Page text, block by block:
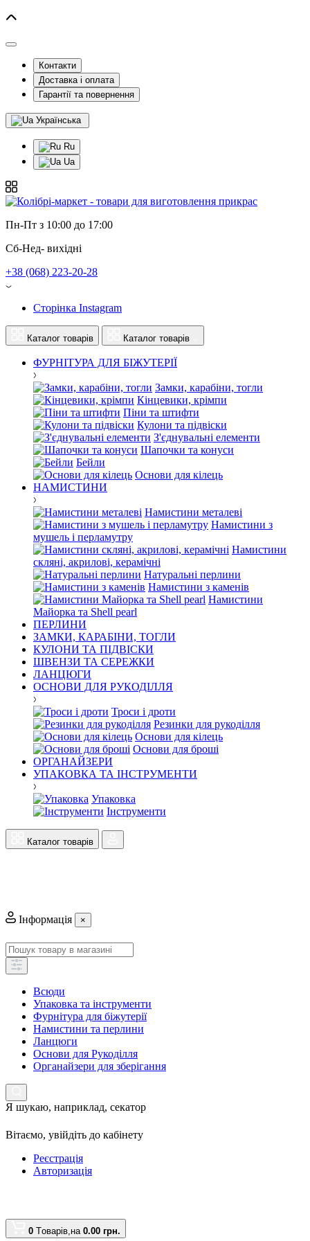
Контакти
Доставка і оплата
Гарантії та повернення
Українська
Ru
Ua
Пн-Пт з 10:00 до 17:00
Сб-Нед- вихідні
+38 (068) 223-20-28
Сторінка Instagram
Каталог товарів Каталог товарів
ФУРНІТУРА ДЛЯ БІЖУТЕРІЇ
Замки, карабіни, тогли
Кінцевики, крімпи
Піни та штифти
Кулони та підвіски
З'єднувальні елементи
Шапочки та конуси
Бейли
Основи для кілець
НАМИСТИНИ
Намистини металеві
Намистини з
мушель і перламутру
Намистини
скляні, акрилові, керамічні
Натуральні перлини
Намистини з каменів
Намистини
Майорка та Shell pearl
ПЕРЛИНИ
ЗАМКИ, КАРАБІНИ, ТОГЛИ
КУЛОНИ ТА ПІДВІСКИ
ШВЕНЗИ ТА СЕРЕЖКИ
ЛАНЦЮГИ
ОСНОВИ ДЛЯ РУКОДІЛЛЯ
Троси і дроти
Резинки для рукоділля
Основи для кілець
Основи для броші
ОРГАНАЙЗЕРИ
УПАКОВКА ТА ІНСТРУМЕНТИ
Упаковка
Інструменти
Каталог товарів
Інформація ×
Всюди
Упаковка та інструменти
Фурнітура для біжутерії
Намистини та перлини
Ланцюги
Основи для Рукоділля
Органайзери для зберігання
Я шукаю, наприклад, секатор
Вітаємо, увійдіть до кабінету
Реєстрація
Авторизація
0 Tоварів,на 0.00 грн.